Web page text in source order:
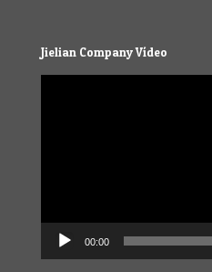
Jielian Company Vídeo
00:00